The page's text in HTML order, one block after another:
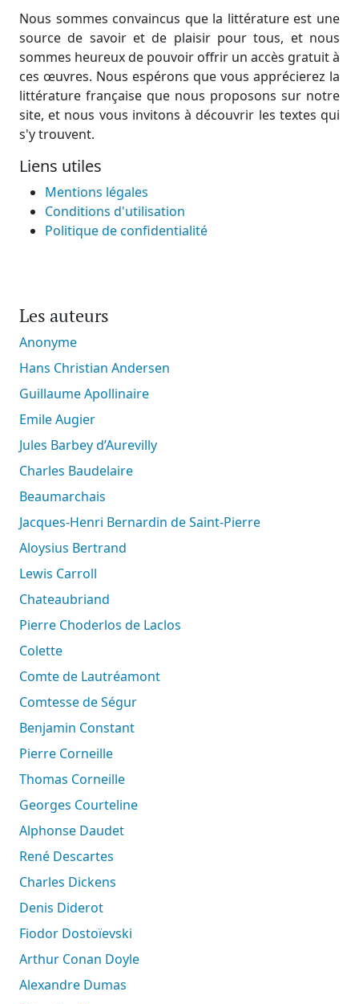
Nous sommes convaincus que la littérature est une
source de savoir et de plaisir pour tous, et nous
sommes heureux de pouvoir offrir un accès gratuit à
ces œuvres. Nous espérons que vous apprécierez la
littérature française que nous proposons sur notre
site, et nous vous invitons à découvrir les textes qui
s'y trouvent.
Liens utiles
Mentions légales
Conditions d'utilisation
Politique de confidentialité
Les auteurs
Anonyme
Hans Christian Andersen
Guillaume Apollinaire
Emile Augier
Jules Barbey d’Aurevilly
Charles Baudelaire
Beaumarchais
Jacques-Henri Bernardin de Saint-Pierre
Aloysius Bertrand
Lewis Carroll
Chateaubriand
Pierre Choderlos de Laclos
Colette
Comte de Lautréamont
Comtesse de Ségur
Benjamin Constant
Pierre Corneille
Thomas Corneille
Georges Courteline
Alphonse Daudet
René Descartes
Charles Dickens
Denis Diderot
Fiodor Dostoïevski
Arthur Conan Doyle
Alexandre Dumas